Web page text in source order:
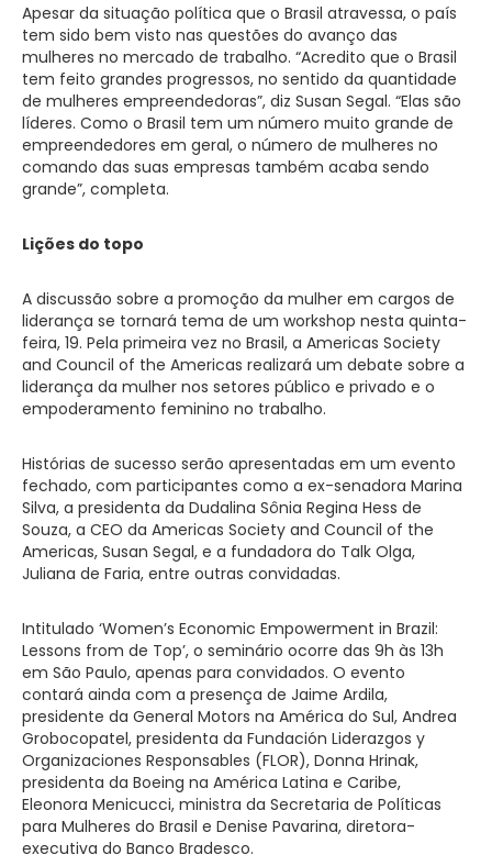
Apesar da situação política que o Brasil atravessa, o país
tem sido bem visto nas questões do avanço das
mulheres no mercado de trabalho. “Acredito que o Brasil
tem feito grandes progressos, no sentido da quantidade
de mulheres empreendedoras”, diz Susan Segal. “Elas são
líderes. Como o Brasil tem um número muito grande de
empreendedores em geral, o número de mulheres no
comando das suas empresas também acaba sendo
grande”, completa.
Lições do topo
A discussão sobre a promoção da mulher em cargos de
liderança se tornará tema de um workshop nesta quinta-
feira, 19. Pela primeira vez no Brasil, a Americas Society
and Council of the Americas realizará um debate sobre a
liderança da mulher nos setores público e privado e o
empoderamento feminino no trabalho.
Histórias de sucesso serão apresentadas em um evento
fechado, com participantes como a ex-senadora Marina
Silva, a presidenta da Dudalina Sônia Regina Hess de
Souza, a CEO da Americas Society and Council of the
Americas, Susan Segal, e a fundadora do Talk Olga,
Juliana de Faria, entre outras convidadas.
Intitulado ‘Women’s Economic Empowerment in Brazil:
Lessons from de Top’, o seminário ocorre das 9h às 13h
em São Paulo, apenas para convidados. O evento
contará ainda com a presença de Jaime Ardila,
presidente da General Motors na América do Sul, Andrea
Grobocopatel, presidenta da Fundación Liderazgos y
Organizaciones Responsables (FLOR), Donna Hrinak,
presidenta da Boeing na América Latina e Caribe,
Eleonora Menicucci, ministra da Secretaria de Políticas
para Mulheres do Brasil e Denise Pavarina, diretora-
executiva do Banco Bradesco.